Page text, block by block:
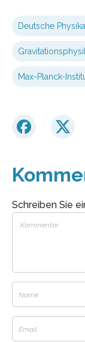
Deutsche
Max-Planck-
Schreiben Sie